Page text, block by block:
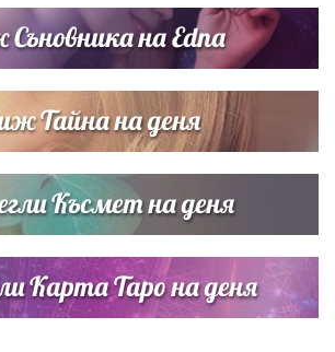
на Edna
Тайна на деня
Късмет на деня
Карта Таро на деня